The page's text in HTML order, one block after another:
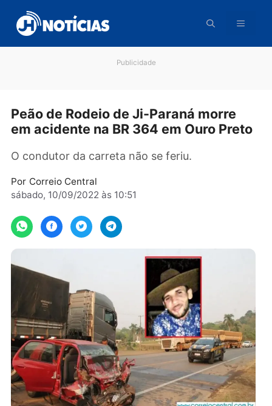
para
conteúdo
Peão de Rodeio de Ji-Paraná morre
Por Correio Central
sábado, 10/09/2022 às 10:51